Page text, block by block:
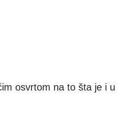
osvrtom na to šta je i u